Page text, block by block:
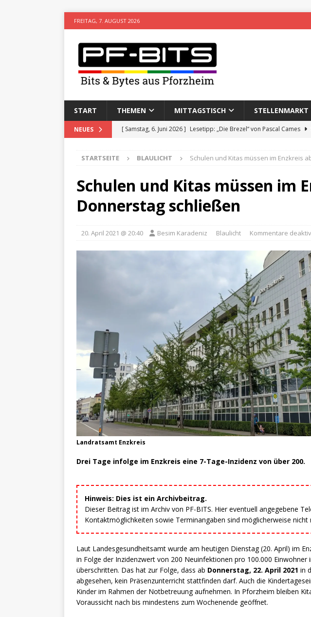
FREITAG, 7. AUGUST 2026
START THEMEN MITTAGSTISCH STELLENMARKT
NEUES [ Samstag, 6. Juni 2026 ] Lesetipp: „Die Brezel“ von Pascal Cames
[ Sonntag, 15. Februar 2026 ] Aufzeichnung des 65. Fasnetsumzugs
VERANSTALTUNGEN
[ Mittwoch, 5. August 2026 ] Besim Karadeniz: Der Mann hinter PF-
STARTSEITE BLAULICHT Schulen und Kitas müssen im Enzkreis
Schulen und Kitas müssen im
Donnerstag schließen
20. April 2021 @ 20:40 Besim Karadeniz Blaulicht Kommentare
Landratsamt Enzkreis
Drei Tage infolge im Enzkreis eine 7-Tage-Inzidenz von über 200.
Hinweis: Dies ist ein Archivbeitrag.
Dieser Beitrag ist im Archiv von PF-BITS. Hier eventuell angegebene
Kontaktmöglichkeiten sowie Terminangaben sind möglicherweise nicht
Laut Landesgesundheitsamt wurde am heutigen Dienstag (20. April) im
in Folge der Inzidenzwert von 200 Neuinfektionen pro 100.000 Einwohner
überschritten. Das hat zur Folge, dass ab Donnerstag, 22. April 2021 in
abgesehen, kein Präsenzunterricht stattfinden darf. Auch die
Kinder im Rahmen der Notbetreuung aufnehmen. In Pforzheim bleiben
Voraussicht nach bis mindestens zum Wochenende geöffnet.